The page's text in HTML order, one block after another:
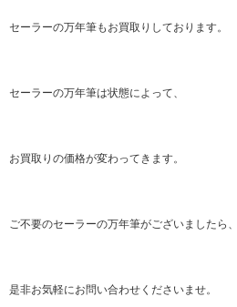
セーラーの万年筆もお買取りしております。
セーラーの万年筆は状態によって、
お買取りの価格が変わってきます。
ご不要のセーラーの万年筆がございましたら、
是非お気軽にお問い合わせくださいませ。